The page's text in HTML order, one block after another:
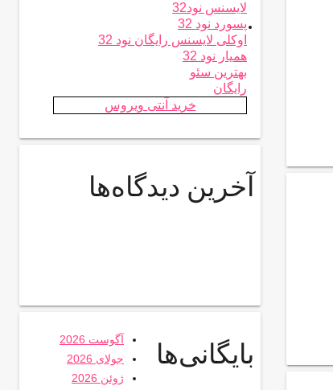
.لایسنس نود32
پسورد نود 32
اوکلی لایسنس رایگان نود 32
همیار نود 32
بهترین سئو
رایگان
خرید آنتی ویروس
آخرین دیدگاه‌ها
بایگانی‌ها
آگوست 2026
جولای 2026
ژوئن 2026